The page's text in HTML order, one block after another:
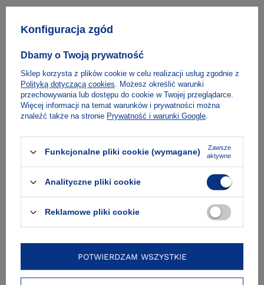
Konfiguracja zgód
Dbamy o Twoją prywatność
Sklep korzysta z plików cookie w celu realizacji usług zgodnie z
Polityką dotyczącą cookies. Możesz określić warunki
przechowywania lub dostępu do cookie w Twojej przeglądarce.
Więcej informacji na temat warunków i prywatności można
znaleźć także na stronie Prywatność i warunki Google.
Funkcjonalne pliki cookie (wymagane)
Zawsze
aktywne
Analityczne pliki cookie
Reklamowe pliki cookie
POTWIERDZAM WSZYSTKIE